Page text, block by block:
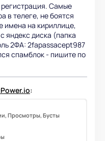
Самые
в телеге, не боятся
имена на кириллице,
яндекс диска (папка
2ФА: 2fapassacept987
спамблок - пишите по
:
Просмотры, Бусты